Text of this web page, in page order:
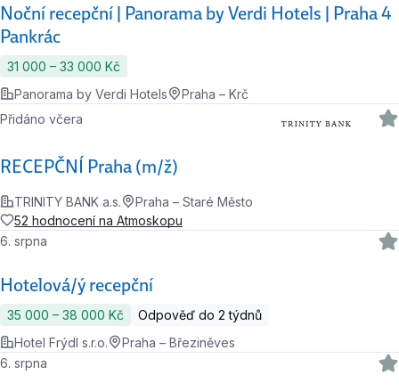
Noční recepční | Panorama by Verdi Hotels | Praha 4
Pankrác
31 000 ‍–‍ 33 000 Kč
Panorama by Verdi Hotels
Praha – Krč
RECEPČNÍ Praha (m/ž)
Přidáno včera
TRINITY BANK a.s.
Praha – Staré Město
52 hodnocení na Atmoskopu
Hotelová/ý recepční
6. srpna
35 000 ‍–‍ 38 000 Kč
Odpověď do 2 týdnů
Hotel Frýdl s.r.o.
Praha – Březiněves
6. srpna